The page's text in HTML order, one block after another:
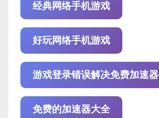
经典网络手机游戏
好玩网络手机游戏
游戏登录错误解决免费加速器
免费的加速器大全